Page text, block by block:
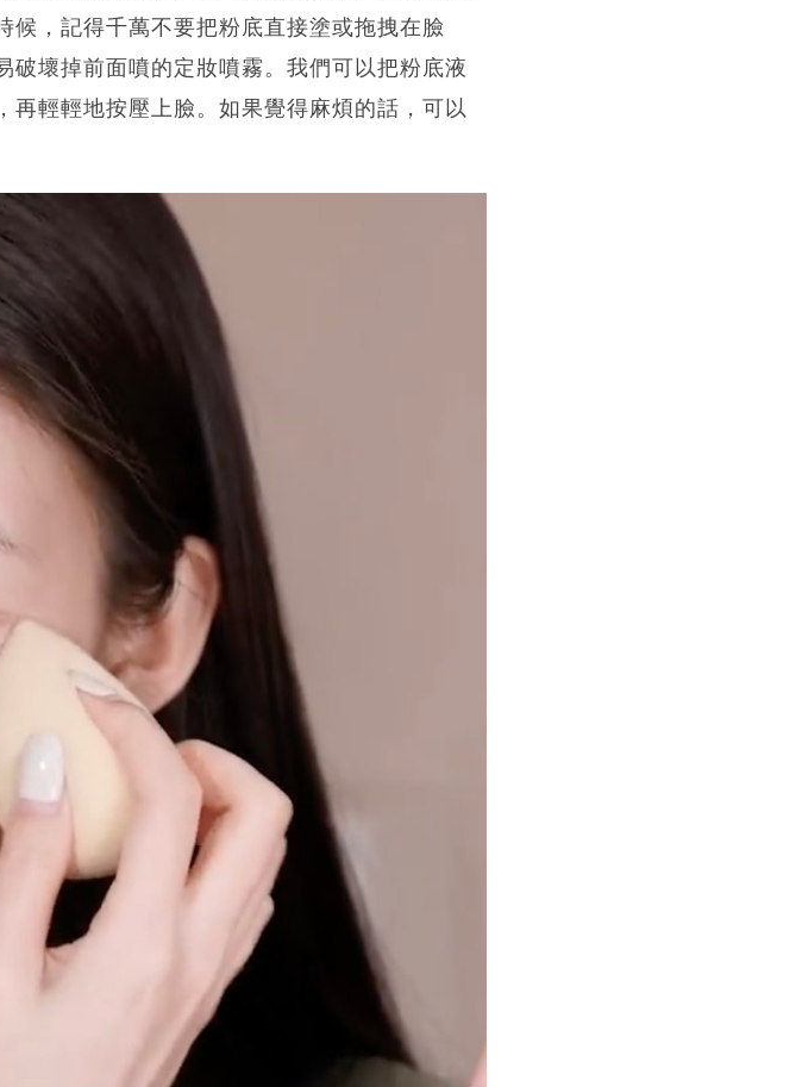
候，記得千萬不要把粉底直接塗或拖拽在臉
破壞掉前面噴的定妝噴霧。我們可以把粉底液
輕輕地按壓上臉。如果覺得麻煩的話，可以